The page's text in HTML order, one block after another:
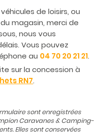
de loisirs, ou
magasin, merci de
nous vous
Vous pouvez
au 04 70 20 21 21.
sur la concession à
RN7.
sont enregistrées
Caravanes & Camping-
Elles sont conservées